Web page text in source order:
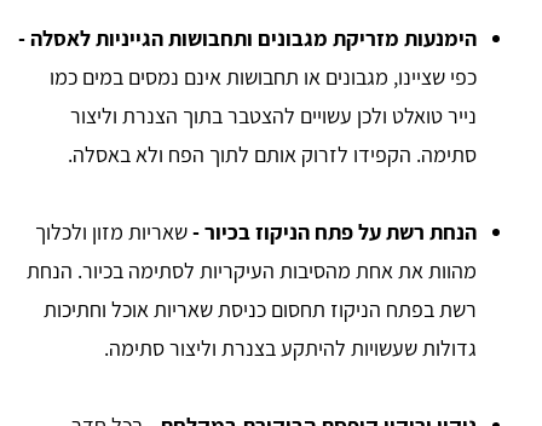
הימנעות מזריקת מגבונים ותחבושות הגייניות לאסלה -
כפי שציינו, מגבונים או תחבושות אינם נמסים במים כמו
נייר טואלט ולכן עשויים להצטבר בתוך הצנרת וליצור
סתימה. הקפידו לזרוק אותם לתוך הפח ולא באסלה.
הנחת רשת על פתח הניקוז בכיור -שאריות מזון ולכלוך
מהוות את אחת מהסיבות העיקריות לסתימה בכיור. הנחת
רשת בפתח הניקוז תחסום כניסת שאריות אוכל וחתיכות
גדולות שעשויות להיתקע בצנרת וליצור סתימה.